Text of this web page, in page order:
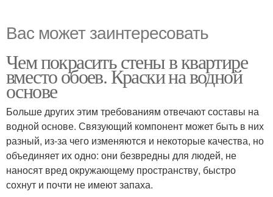
Вас может заинтересовать
Чем покрасить стены в квартире
вместо обоев. Краски на водной
основе
Больше других этим требованиям отвечают составы на
водной основе. Связующий компонент может быть в них
разный, из-за чего изменяются и некоторые качества, но
объединяет их одно: они безвредны для людей, не
наносят вред окружающему пространству, быстро
сохнут и почти не имеют запаха.